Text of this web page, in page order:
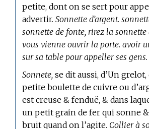
petite, dont on se sert pour
advertir.Sonnette d’argent.
sonnette de fonte, rirez la sonnette
vous vienne ouvrir la porte. avoir
sur sa table pour appeller ses gens.
Sonnete, se dit aussi, d’Un grelot,
petite boulette de cuivre ou
est creuse & fenduë, & dans
un petit grain de fer qui sonne
bruit quand on l’agite. Collier à